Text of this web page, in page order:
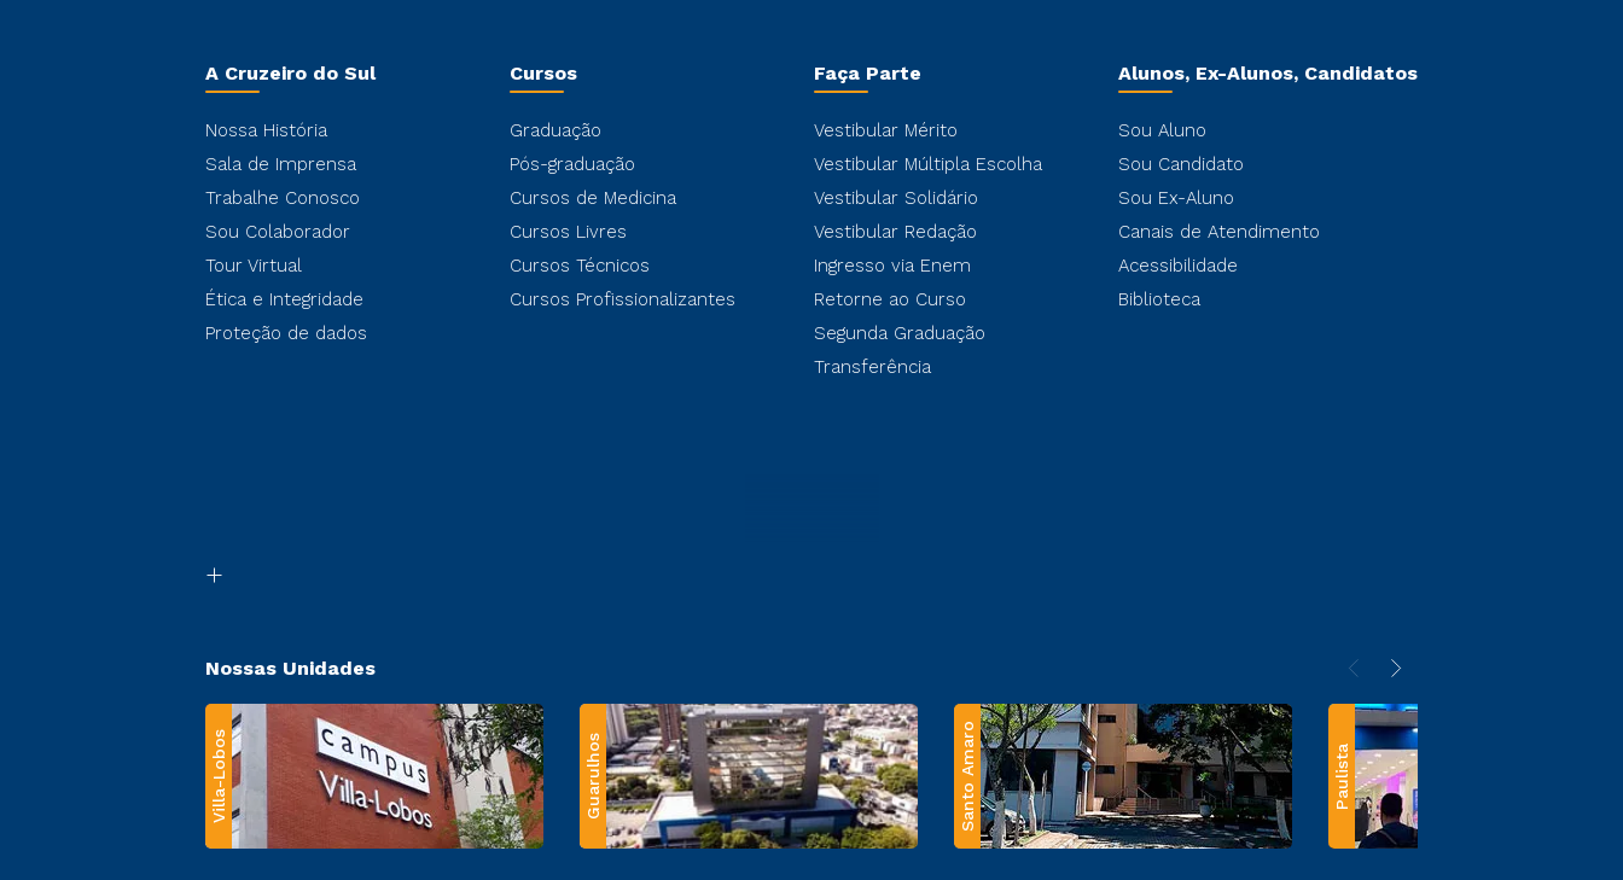
A Cruzeiro do Sul
Nossa História
Sala de Imprensa
Trabalhe Conosco
Sou Colaborador
Tour Virtual
Ética e Integridade
Proteção de dados
Cursos
Graduação
Pós-graduação
Cursos de Medicina
Cursos Livres
Cursos Técnicos
Cursos Profissionalizantes
Faça Parte
Vestibular Mérito
Vestibular Múltipla Escolha
Vestibular Solidário
Vestibular Redação
Ingresso via Enem
Retorne ao Curso
Segunda Graduação
Transferência
Alunos, Ex-Alunos, Candidatos
Sou Aluno
Sou Candidato
Sou Ex-Aluno
Canais de Atendimento
Acessibilidade
Biblioteca
Nossas Unidades
Villa-Lobos Guarulhos Santo Amaro Paulista